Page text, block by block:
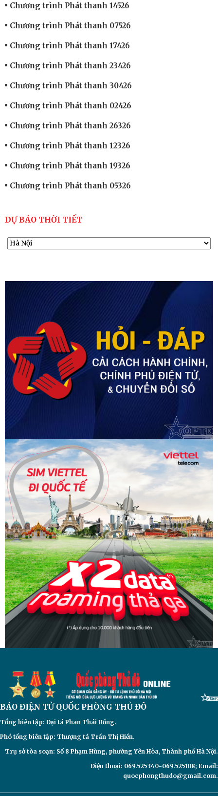
Chương trình Phát thanh 14526
Chương trình Phát thanh 07526
Chương trình Phát thanh 17426
Chương trình Phát thanh 23426
Chương trình Phát thanh 30426
Chương trình Phát thanh 02426
Chương trình Phát thanh 26326
Chương trình Phát thanh 12326
Chương trình Phát thanh 19326
Chương trình Phát thanh 05326
DỰ BÁO THỜI TIẾT
BÁO ĐIỆN TỬQUỐC PHÒNG THỦ ĐÔ
Tổng biên tập: Đại tá Phan Thái Hồng.
Phó tổng biên tập: Thượng tá Trần Thị Hiền.
Trụ sở tòa soạn: Số 8 Phạm Hùng, phường Yên Hòa, Thành phố Hà Nội.
Điện thoại: 069.525340-069.525108; Email:
quocphongthudo@gmail.com.